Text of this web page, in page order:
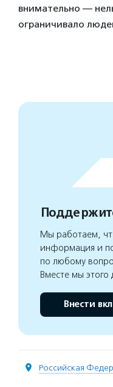
внимательно —
ограничивало
Мы работаем,
информация и
по любому
Вместе мы этого
Внести
Российская